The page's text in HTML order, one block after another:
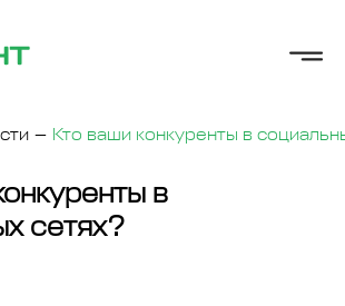
Кто ваши конкуренты в
в
сетях?